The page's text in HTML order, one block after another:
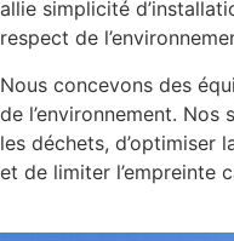
allie simplicité
respect de
Nous concevons des
de l’environnement.
les déchets, d’optimiser
et de limiter l’empreinte